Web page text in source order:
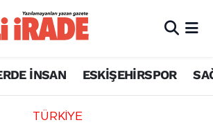
İNSAN ESKİŞEHİRSPOR
TÜRKİYE